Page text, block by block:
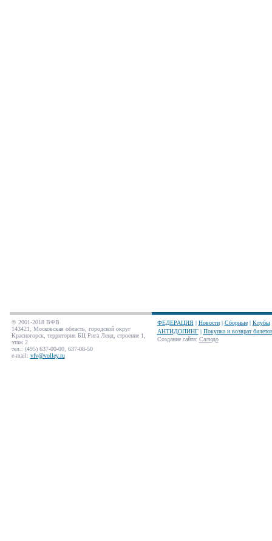
© 2001-2018 ВФВ
143421, Московская область, городской округ
Красногорск, территория БЦ Рига Ленд, строение 1,
этаж 2
тел.: (495) 637-00-00, 637-08-50
e-mail: vfv@volley.ru
ФЕДЕРАЦИЯ| Новости| Сборные| Клубы
АНТИДОПИНГ| Покупка и возврат
Создание сайта: Салюдо